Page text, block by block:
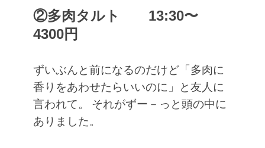
②多肉タルト 13:30〜
4300円
ずいぶんと前になるのだけど「多肉に
香りをあわせたらいいのに」と友人に
言われて。
それがずー－っと頭の中に
ありました。